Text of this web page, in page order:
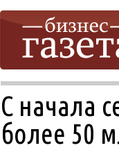
С начала
более 50